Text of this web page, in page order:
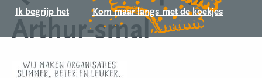
Arthur-smal
Ik begrijp het Kom maar langs met de koekjes